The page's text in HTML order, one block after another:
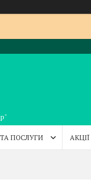
ПОСЛУГИ АКЦІЇ